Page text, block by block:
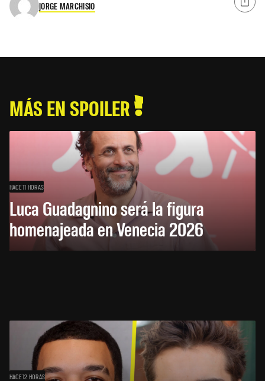
JORGE MARCHISIO
MÁS EN SPOILER
HACE 11 HORAS
Luca Guadagnino será la figura
homenajeada en Venecia 2026
HACE 12 HORAS